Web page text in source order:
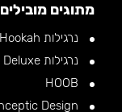
מתוגים מובילים
נרגילות Alpha Hookah
נרגילות Amy Deluxe